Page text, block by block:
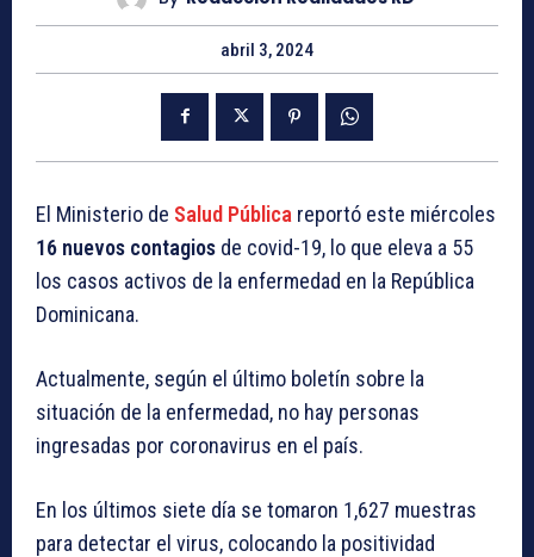
abril 3, 2024
El Ministerio de Salud Pública reportó este miércoles
16 nuevos contagios de covid-19, lo que eleva a 55
los casos activos de la enfermedad en la República
Dominicana.
Actualmente, según el último boletín sobre la
situación de la enfermedad, no hay personas
ingresadas por coronavirus en el país.
En los últimos siete día se tomaron 1,627 muestras
para detectar el virus, colocando la positividad